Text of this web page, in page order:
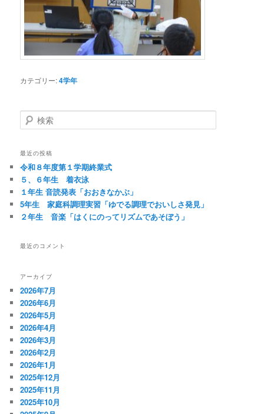
カテゴリー:4学年
検
索
最近の投稿
令和８年度第１学期終業式
５、６年生 着衣泳
１年生 音読発表「おおきなかぶ」
5年生 家庭科調理実習「ゆでる調理でおいしさ発見」
２年生 音楽「はくにのってリズムであそぼう」
最近のコメント
アーカイブ
2026年7月
2026年6月
2026年5月
2026年4月
2026年3月
2026年2月
2026年1月
2025年12月
2025年11月
2025年10月